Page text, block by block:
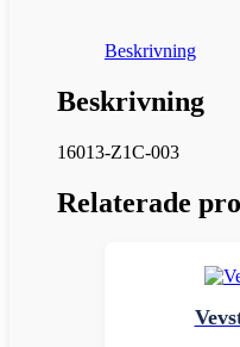
Beskrivning
Beskrivning
16013-Z1C-003
Relaterade